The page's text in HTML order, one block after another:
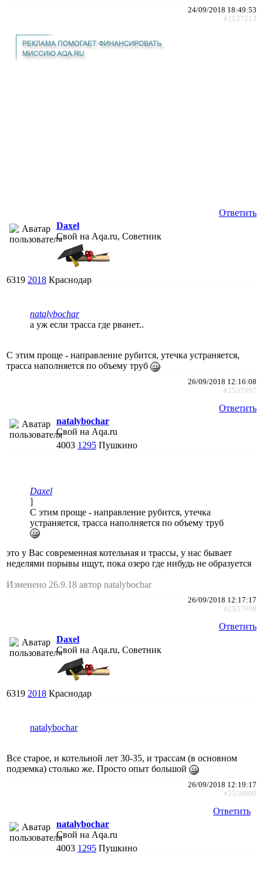
24/09/2018 18:49:53
#2537213
Ответить
Daxel
Свой на Aqa.ru, Советник
6319 2018 Краснодар
natalybochar
а уж если трасса где рванет..
С этим проще - направление рубится, утечка устраняется,
трасса наполняется по объему труб
26/09/2018 12:16:08
#2537997
Ответить
natalybochar
Свой на Aqa.ru
4003 1295 Пушкино
Daxel
]
С этим проще - направление рубится, утечка
устраняется, трасса наполняется по объему труб
это у Вас современная котельная и трассы, у нас бывает
неделями порывы ищут, пока озеро где нибудь не образуется
Изменено 26.9.18 автор natalybochar
26/09/2018 12:17:17
#2537998
Ответить
Daxel
Свой на Aqa.ru, Советник
6319 2018 Краснодар
natalybochar
Все старое, и котельной лет 30-35, и трассам (в основном
подземка) столько же. Просто опыт большой
26/09/2018 12:19:17
#2538000
Ответить
natalybochar
Свой на Aqa.ru
4003 1295 Пушкино